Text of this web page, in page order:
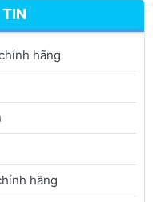
hãng
hãng